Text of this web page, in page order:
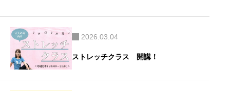
2026.03.04
ストレッチクラス 開講！